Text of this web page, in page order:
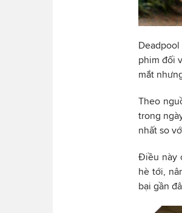
phim đối
mắt
Theo
trong
nhất so
Điều này
hè tới,
bại gần